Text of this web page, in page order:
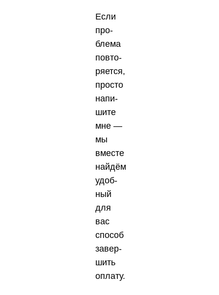
Если
про­
бле­ма
повто­
ря­ет­ся,
про­сто
напи­
ши­те
мне —
мы
вме­сте
най­дём
удоб­
ный
для
вас
спо­соб
завер­
шить
опла­ту.